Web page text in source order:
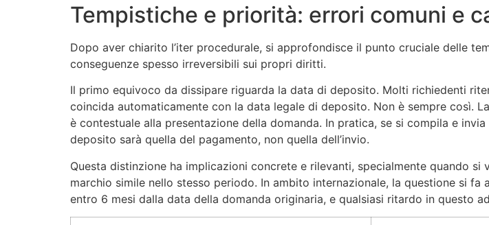
Tempistiche e priorità: errori comuni e
Dopo aver chiarito l’iter procedurale, si approfondisce il punto cruciale delle
conseguenze spesso irreversibili sui propri diritti.
Il primo equivoco da dissipare riguarda la data di deposito. Molti richiedenti
coincida automaticamente con la data legale di deposito. Non è sempre così.
è contestuale alla presentazione della domanda. In pratica, se si compila e
deposito sarà quella del pagamento, non quella dell’invio.
Questa distinzione ha implicazioni concrete e rilevanti, specialmente quando
marchio simile nello stesso periodo. In ambito internazionale, la questione si
entro 6 mesi dalla data della domanda originaria, e qualsiasi ritardo in